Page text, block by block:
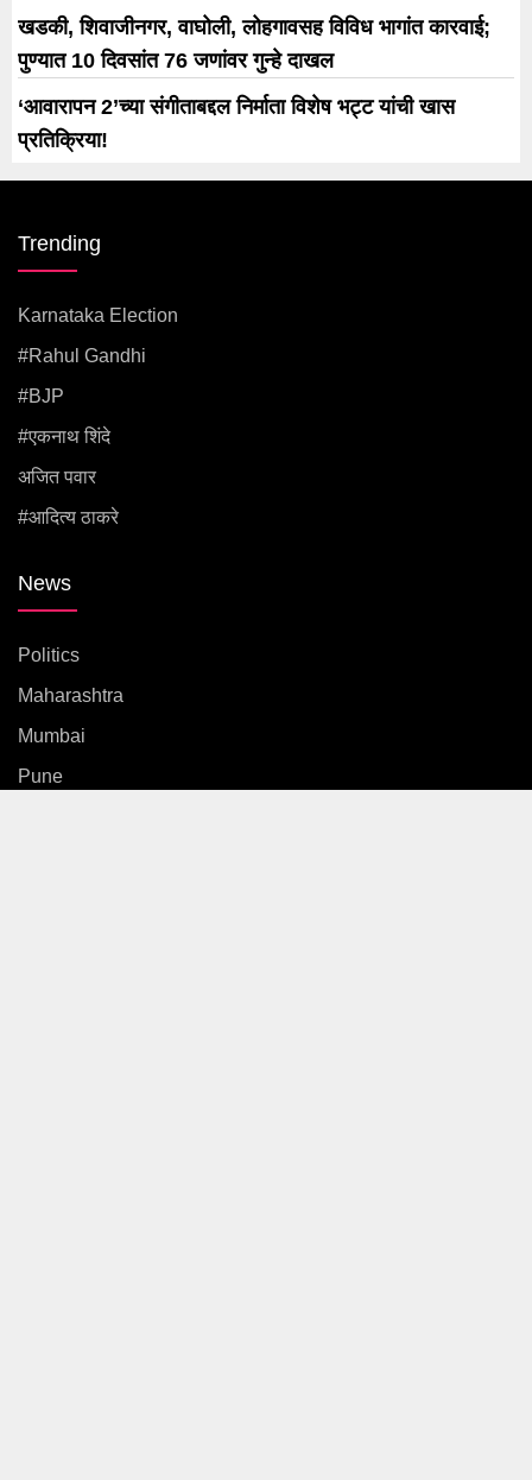
खडकी, शिवाजीनगर, वाघोली, लोहगावसह विविध भागांत कारवाई;
पुण्यात 10 दिवसांत 76 जणांवर गुन्हे दाखल
‘आवारापन 2’च्या संगीताबद्दल निर्माता विशेष भट्ट यांची खास
प्रतिक्रिया!
Trending
Karnataka Election
#rahul Gandhi
#BJP
#एकनाथ शिंदे
अजित पवार
#आदित्य ठाकरे
News
Politics
Maharashtra
Mumbai
Pune